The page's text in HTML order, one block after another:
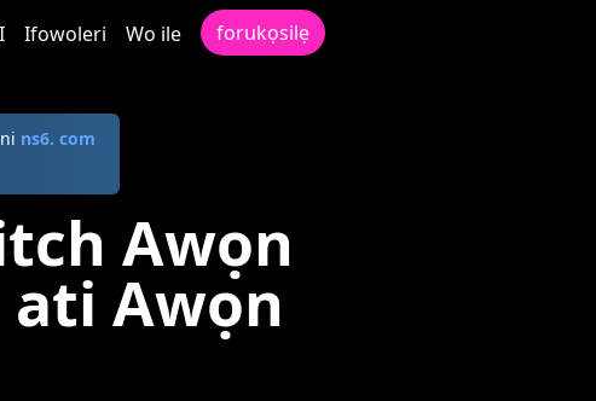
Ifowoleri Wo ile forukọsilẹ
ns6. com
Awọn
ati Awọn